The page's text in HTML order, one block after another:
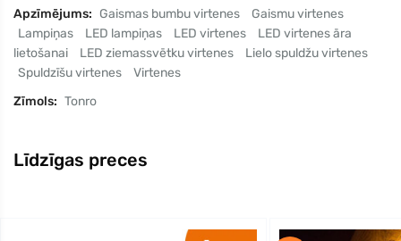
Apzīmējums: Gaismas bumbu virtenes
Gaismu virtenes
Lampiņas
LED lampiņas LED virtenes
LED virtenes āra
lietošanai
LED ziemassvētku virtenes
Lielo spuldžu virtenes
Spuldzīšu virtenes
Virtenes
Zīmols: Tonro
Līdzīgas preces